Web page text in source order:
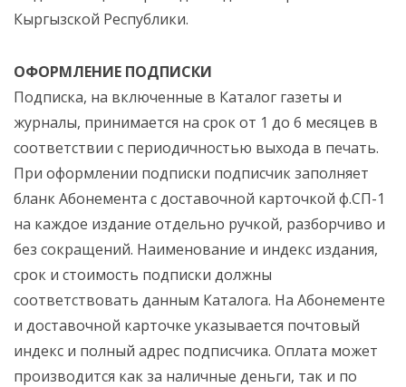
Кыргызской Республики.
ОФОРМЛЕНИЕ ПОДПИСКИ
Подписка, на включенные в Каталог газеты и
журналы, принимается на срок от 1 до 6 месяцев в
соответствии с периодичностью выхода в печать.
При оформлении подписки подписчик заполняет
бланк Абонемента с доставочной карточкой ф.СП-1
на каждое издание отдельно ручкой, разборчиво и
без сокращений. Наименование и индекс издания,
срок и стоимость подписки должны
соответствовать данным Каталога. На Абонементе
и доставочной карточке указывается почтовый
индекс и полный адрес подписчика. Оплата может
производится как за наличные деньги, так и по